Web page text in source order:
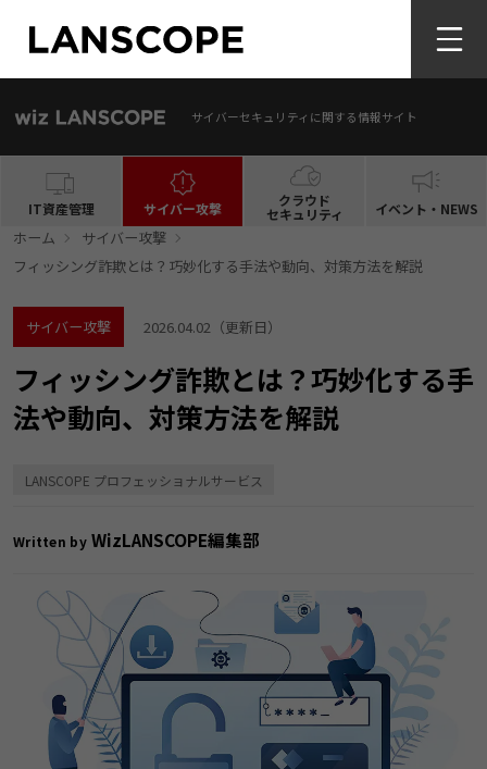
サイバーセキュリティに関する情報サイト
IT資産管理 サイバー攻撃 クラウド
セキュリティ イベント・NEWS
ホーム
サイバー攻撃
フィッシング詐欺とは？巧妙化する手法や動向、対策方法を解説
サイバー攻撃 2026.04.02（更新日）
フィッシング詐欺とは？巧妙化する手
法や動向、対策方法を解説
LANSCOPE プロフェッショナルサービス
Written byWizLANSCOPE編集部